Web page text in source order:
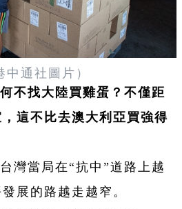
中通社圖片）
不找大陸買雞蛋？不僅距
這不比去澳大利亞買強得
灣當局在“抗中”道路上越
展的路越走越窄。